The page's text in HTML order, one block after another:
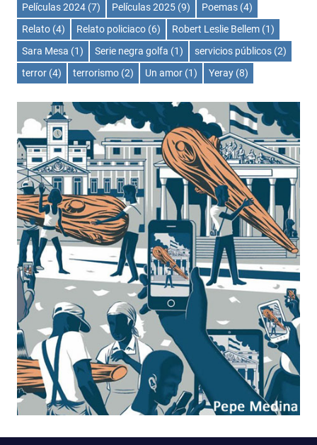
Películas 2024 (7) Películas 2025 (9) Poemas (4)
Relato (4) Relato policiaco (6) Robert Leslie Bellem (1)
Sara Mesa (1) Serie negra golfa (1) servicios públicos (2)
terror (4) terrorismo (2) Un amor (1) Yeray (8)